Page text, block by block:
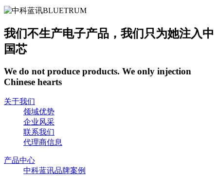
我们不生产电子产品，我们只为她注入中
国芯
We do not produce products. We only injection
Chinese hearts
关于我们
领域优势
企业风采
联系我们
代理商信息
产品中心
中科蓝讯品牌案例